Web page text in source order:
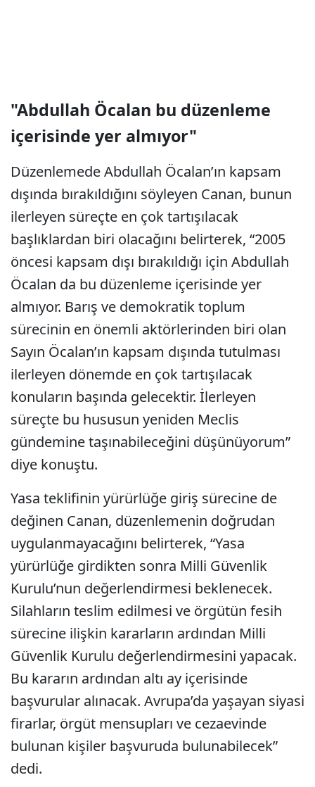
"Abdullah Öcalan bu düzenleme
içerisinde yer almıyor"
Düzenlemede Abdullah Öcalan’ın kapsam
dışında bırakıldığını söyleyen Canan, bunun
ilerleyen süreçte en çok tartışılacak
başlıklardan biri olacağını belirterek, “2005
öncesi kapsam dışı bırakıldığı için Abdullah
Öcalan da bu düzenleme içerisinde yer
almıyor. Barış ve demokratik toplum
sürecinin en önemli aktörlerinden biri olan
Sayın Öcalan’ın kapsam dışında tutulması
ilerleyen dönemde en çok tartışılacak
konuların başında gelecektir. İlerleyen
süreçte bu hususun yeniden Meclis
gündemine taşınabileceğini düşünüyorum”
diye konuştu.
Yasa teklifinin yürürlüğe giriş sürecine de
değinen Canan, düzenlemenin doğrudan
uygulanmayacağını belirterek, “Yasa
yürürlüğe girdikten sonra Milli Güvenlik
Kurulu’nun değerlendirmesi beklenecek.
Silahların teslim edilmesi ve örgütün fesih
sürecine ilişkin kararların ardından Milli
Güvenlik Kurulu değerlendirmesini yapacak.
Bu kararın ardından altı ay içerisinde
başvurular alınacak. Avrupa’da yaşayan siyasi
firarlar, örgüt mensupları ve cezaevinde
bulunan kişiler başvuruda bulunabilecek”
dedi.